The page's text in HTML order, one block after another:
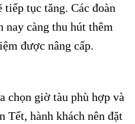
tục tăng. Các đoàn
nay càng thu hút thêm
được nâng cấp.
chọn giờ tàu phù hợp và
Tết, hành khách nên đặt